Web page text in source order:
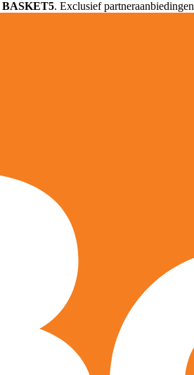
BASKET5. Exclusief partneraanbiedingen